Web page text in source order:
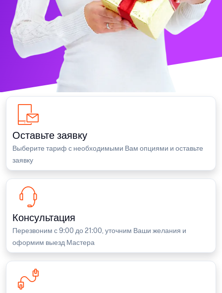
Оставьте заявку
Выберите тариф с необходимыми Вам опциями и оставьте
заявку
Консультация
Перезвоним с 9:00 до 21:00, уточним Ваши желания и
оформим выезд Мастера